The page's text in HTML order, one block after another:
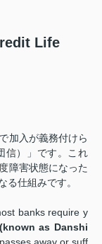
Life
加入が義務付けら
信）」です。これ
障害状態になった
る仕組みです。
banks require y
as Danshi